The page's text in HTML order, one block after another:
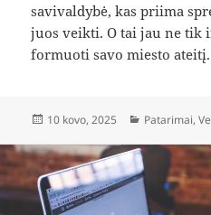
savivaldybė, kas priima
juos veikti. O tai jau ne tik
formuoti savo miesto ateitį.
Paskelbta
10 kovo, 2025 Kategorijos
Patarimai,